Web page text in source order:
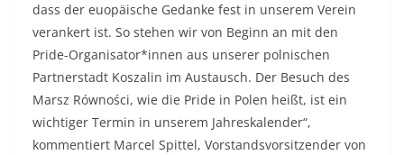
dass der euopäische Gedanke fest in unserem Verein
verankert ist. So stehen wir von Beginn an mit den
Pride-Organisator*innen aus unserer polnischen
Partnerstadt Koszalin im Austausch. Der Besuch des
Marsz Równości, wie die Pride in Polen heißt, ist ein
wichtiger Termin in unserem Jahreskalender“,
kommentiert Marcel Spittel, Vorstandsvorsitzender von